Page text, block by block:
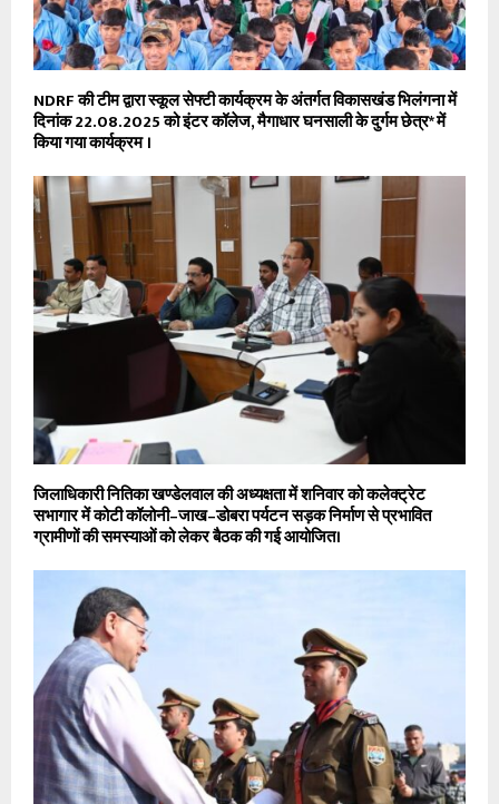
NDRF की टीम द्वारा स्कूल सेफ्टी कार्यक्रम के अंतर्गत विकासखंड भिलंगना में
दिनांक 22.08.2025 को इंटर कॉलेज, मैगाधार घनसाली के दुर्गम छेत्र* में
किया गया कार्यक्रम ।
जिलाधिकारी नितिका खण्डेलवाल की अध्यक्षता में शनिवार को कलेक्ट्रेट
सभागार में कोटी कॉलोनी–जाख–डोबरा पर्यटन सड़क निर्माण से प्रभावित
ग्रामीणों की समस्याओं को लेकर बैठक की गई आयोजित।